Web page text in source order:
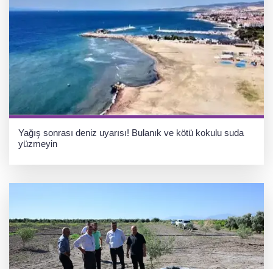
Yağış sonrası deniz uyarısı! Bulanık ve kötü kokulu suda
yüzmeyin